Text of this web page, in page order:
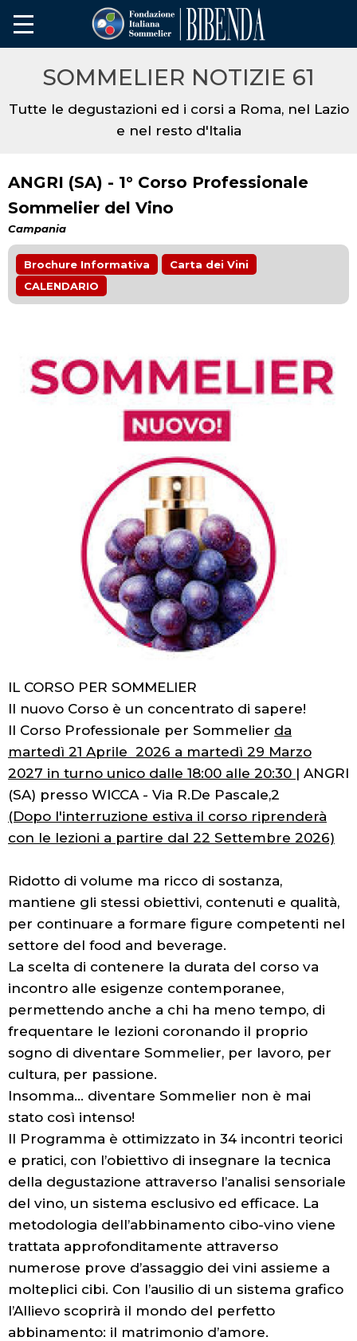
SOMMELIER NOTIZIE 61
Tutte le degustazioni ed i corsi a Roma, nel Lazio
e nel resto d'Italia
ANGRI (SA) - 1° Corso Professionale
Sommelier del Vino
Campania
Brochure Informativa
Carta dei Vini
CALENDARIO
IL CORSO PER SOMMELIER
Il nuovo Corso è un concentrato di sapere!
Il Corso Professionale per Sommelier da
martedì 21 Aprile 2026 a martedì 29 Marzo
2027 in turno unico dalle 18:00 alle 20:30 | ANGRI
(SA) presso WICCA - Via R.De Pascale,2
(Dopo l'interruzione estiva il corso riprenderà
con le lezioni a partire dal 22 Settembre 2026)
Ridotto di volume ma ricco di sostanza,
mantiene gli stessi obiettivi, contenuti e qualità,
per continuare a formare figure competenti nel
settore del food and beverage.
La scelta di contenere la durata del corso va
incontro alle esigenze contemporanee,
permettendo anche a chi ha meno tempo, di
frequentare le lezioni coronando il proprio
sogno di diventare Sommelier, per lavoro, per
cultura, per passione.
Insomma... diventare Sommelier non è mai
stato così intenso!
Il Programma è ottimizzato in 34 incontri teorici
e pratici, con l’obiettivo di insegnare la tecnica
della degustazione attraverso l’analisi sensoriale
del vino, un sistema esclusivo ed efficace. La
metodologia dell’abbinamento cibo-vino viene
trattata approfonditamente attraverso
numerose prove d’assaggio dei vini assieme a
molteplici cibi. Con l’ausilio di un sistema grafico
l’Allievo scoprirà il mondo del perfetto
abbinamento: il matrimonio d’amore.